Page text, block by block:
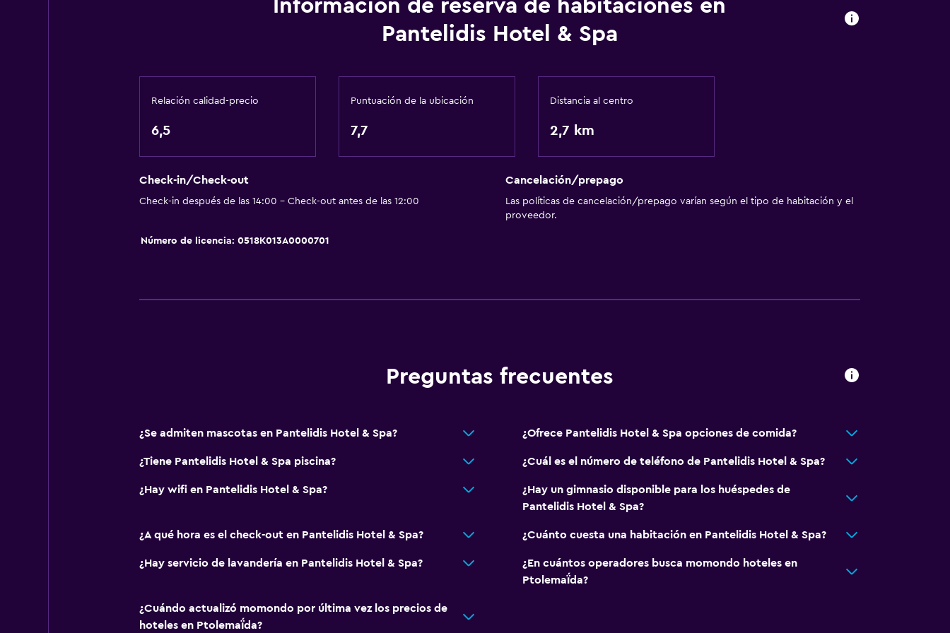
Acceso con tarjeta
Masaje de pies
Check-out exprés
Recepción 24 horas
Habitaciones familiares
Vista al jardín
Habitaciones insonorizadas
Insonorización
Teléfono
Estacionamiento accesible
Plantas superiores accesibles por ascensor
Ducha
Papel higiénico
Piscina y spa
Piscina pequeña
Salud y seguridad
Cámaras CCTV en zonas comunes
Información de reserva de habitaciones en
Pantelidis Hotel & Spa
Relación calidad-precio
6,5
Puntuación de la ubicación
7,7
Distancia al centro
2,7 km
Check-in/Check-out
Check-in después de las 14:00 - Check-out antes de las 12:00
Cancelación/prepago
Las políticas de cancelación/prepago varían según el tipo de habitación y el
proveedor.
Número de licencia: 0518Κ013Α0000701
Preguntas frecuentes
¿Se admiten mascotas en Pantelidis Hotel & Spa? ¿Ofrece Pantelidis Hotel & Spa opciones de comida?
¿Tiene Pantelidis Hotel & Spa piscina? ¿Cuál es el número de teléfono de Pantelidis Hotel & Spa?
¿Hay wifi en Pantelidis Hotel & Spa?
¿Hay un gimnasio disponible para los huéspedes de
Pantelidis Hotel & Spa?
¿A qué hora es el check-out en Pantelidis Hotel & Spa? ¿Cuánto cuesta una habitación en Pantelidis Hotel & Spa?
¿Hay servicio de lavandería en Pantelidis Hotel & Spa?
¿En cuántos operadores busca momondo hoteles en
Ptolemaḯda?
¿Cuándo actualizó momondo por última vez los precios de
hoteles en Ptolemaḯda?